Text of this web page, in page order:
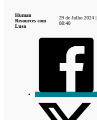
Human
Resources com
Lusa
29 de Julho 2024 |
08:40